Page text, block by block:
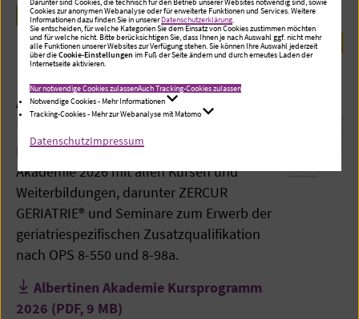
ZUR SEMINARÜBERSICHT KOMMUNIKATION
& FÜHRUNG
Albertinen Akademie
Kursprogramm 2026
Das Komplettprogramm der Albertinen
Akademie 2026 mit allen Kursen und
Weiterbildungen, darunter ZERCUR
GERIATRIE® und Seminare zum Erwerb der
geriatriespezifischen Zusatzqualifikation
nach OPS 8-550 und 8-98a.
Albertinen Akademie Kursprogramm
2026 (PDF, 9 MB)
Cookies zur anonymen Webanalyse oder für erweiterte Funktionen und Services. Weitere
Informationen dazu finden Sie in unsererDatenschutzerklärung
Sie entscheiden, für welche Kategorien Sie dem Einsatz von Cookies zustimmen möchten
und für welche nicht. Bitte berücksichtigen Sie, dass Ihnen je nach Auswahl ggf. nicht mehr
alle Funktionen unserer Websites zur Verfügung stehen. Sie können Ihre Auswahl jederzeit
über dieCookie-Einstellungen im Fuß der Seite ändern und durch erneutes Laden der
Internetseite aktivieren.
Nur notwendige Cookies zulassenAuch Tracking-Cookies zulassen
Notwendige Cookies - Mehr Informationen
Tracking-Cookies - Mehr zur Webanalyse mit Matomo
DatenschutzImpressum